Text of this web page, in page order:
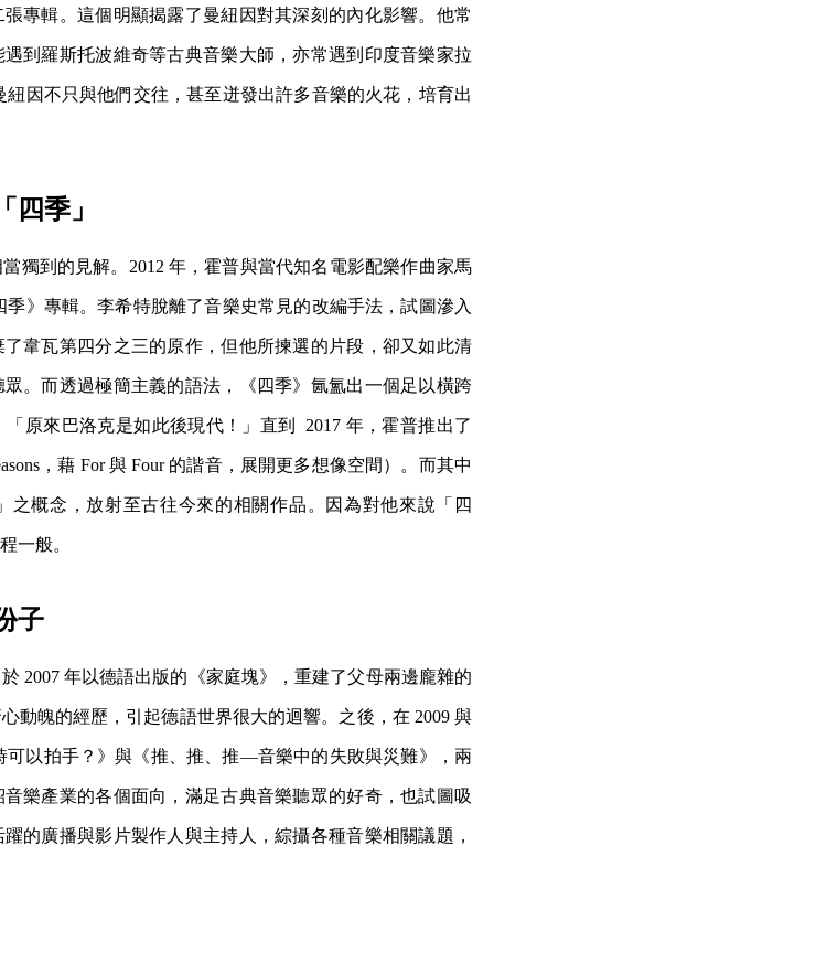
專輯。這個明顯揭露了曼紐因對其深刻的內化影響。他常
到羅斯托波維奇等古典音樂大師，亦常遇到印度音樂家拉
因不只與他們交往，甚至迸發出許多音樂的火花，培育出
季」
獨到的見解。2012 年，霍普與當代知名電影配樂作曲家馬
季》專輯。李希特脫離了音樂史常見的改編手法，試圖滲入
韋瓦第四分之三的原作，但他所揀選的片段，卻又如此清
。而透過極簡主義的語法，《四季》氤氳出一個足以橫跨
原來巴洛克是如此後現代！」直到 2017 年，霍普推出了
，藉 For 與 Four 的諧音，展開更多想像空間）。而其中
之概念，放射至古往今來的相關作品。因為對他來說「四
一般。
子
2007 年以德語出版的《家庭塊》，重建了父母兩邊龐雜的
動魄的經歷，引起德語世界很大的迴響。之後，在 2009 與
可以拍手？》與《推、推、推—音樂中的失敗與災難》，兩
樂產業的各個面向，滿足古典音樂聽眾的好奇，也試圖吸
的廣播與影片製作人與主持人，綜攝各種音樂相關議題，